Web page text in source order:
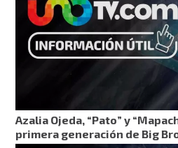
Azalia Ojeda, “Pato” y
primera generación de Big